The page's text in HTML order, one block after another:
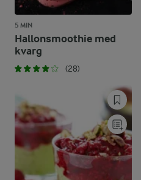
5 MIN
Hallonsmoothie med
kvarg
(28)